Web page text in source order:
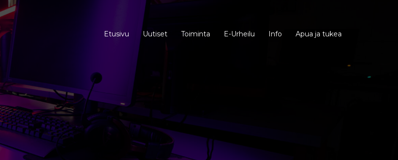
Etusivu Uutiset Toiminta E-Urheilu Info Apua ja tukea